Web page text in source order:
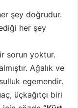
şey doğrudur.
her şey
sorun yoktur.
Ağalık ve
egemendir.
üçkağıtçı biri